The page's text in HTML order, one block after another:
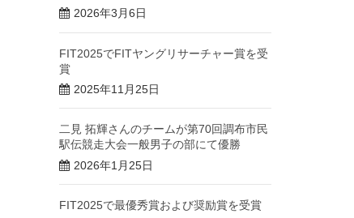
2026年3月6日
FIT2025でFITヤングリサーチャー賞を受
賞
2025年11月25日
二見 拓輝さんのチームが第70回調布市民
駅伝競走大会一般男子の部にて優勝
2026年1月25日
FIT2025で最優秀賞および奨励賞を受賞